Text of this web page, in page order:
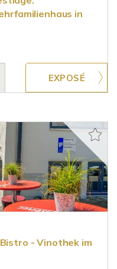
in
Bistro - Vinothek im